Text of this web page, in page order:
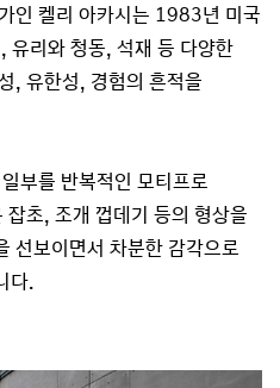
인 켈리 아카시는 1983년 미국
유리와 청동, 석재 등 다양한
, 유한성, 경험의 흔적을
부를 반복적인 모티프로
초, 조개 껍데기 등의 형상을
선보이면서 차분한 감각으로
다.